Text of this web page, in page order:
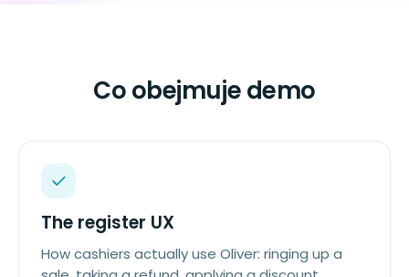
Co obejmuje demo
The register UX
How cashiers actually use Oliver: ringing up a